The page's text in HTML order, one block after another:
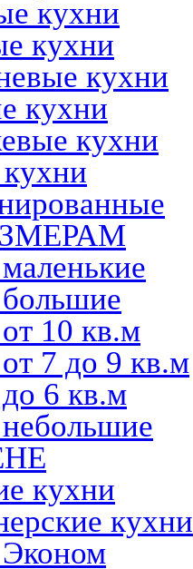
кухни
кухни
кухни
кухни
кухни
10 кв.м
7 до 9 кв.м
6 кв.м
кухни
кухни